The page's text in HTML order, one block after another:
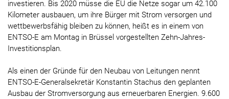
investieren. Bis 2020 müsse die EU die Netze sogar um 42.100
Kilometer ausbauen, um ihre Bürger mit Strom versorgen und
wettbewerbsfähig bleiben zu können, heißt es in einem von
ENTSO-E am Montag in Brüssel vorgestellten Zehn-Jahres-
Investitionsplan.
Als einen der Gründe für den Neubau von Leitungen nennt
ENTSO-E-Generalsekretär Konstantin Stachus den geplanten
Ausbau der Stromversorgung aus erneuerbaren Energien. 9.600